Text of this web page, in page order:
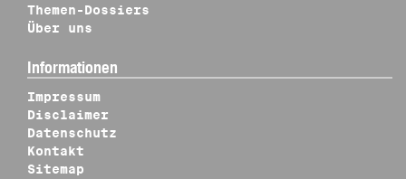
Themen-Dossiers
Über uns
Informationen
Impressum
Disclaimer
Datenschutz
Kontakt
Sitemap